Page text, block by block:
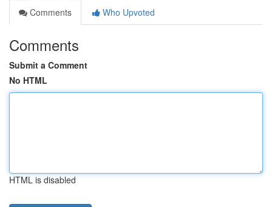
Comments
Who Upvoted
Comments
Submit a Comment
No HTML
HTML is disabled